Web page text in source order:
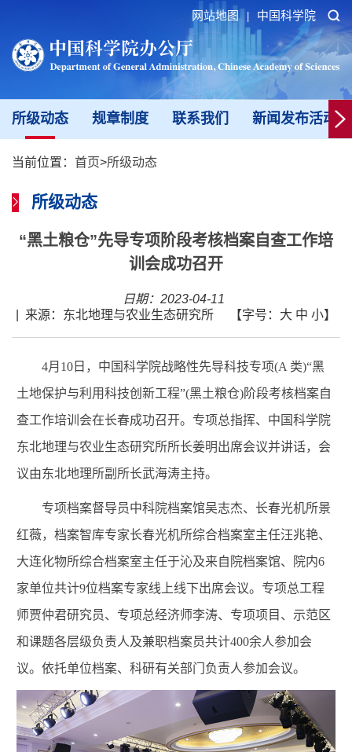
网站地图 中国科学院
所级动态 规章制度 联系我们 新闻发布活动
当前位置： 首页>所级动态
所级动态
“黑土粮仓”先导专项阶段考核档案自查工作培
训会成功召开
日期：2023-04-11
来源：东北地理与农业生态研究所 【字号： 大 中 小】
4月10日，中国科学院战略性先导科技专项(A 类)“黑
土地保护与利用科技创新工程”(黑土粮仓)阶段考核档案自
查工作培训会在长春成功召开。专项总指挥、中国科学院
东北地理与农业生态研究所所长姜明出席会议并讲话，会
议由东北地理所副所长武海涛主持。
专项档案督导员中科院档案馆吴志杰、长春光机所景
红薇，档案智库专家长春光机所综合档案室主任汪兆艳、
大连化物所综合档案室主任于沁及来自院档案馆、院内6
家单位共计9位档案专家线上线下出席会议。专项总工程
师贾仲君研究员、专项总经济师李涛、专项项目、示范区
和课题各层级负责人及兼职档案员共计400余人参加会
议。依托单位档案、科研有关部门负责人参加会议。